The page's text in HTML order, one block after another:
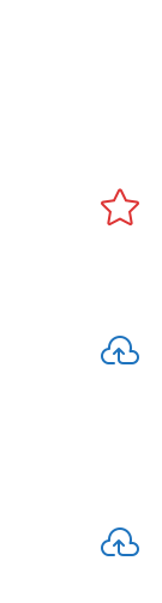


